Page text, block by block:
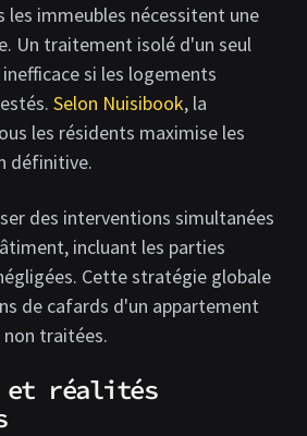
les immeubles nécessitent une
Un traitement isolé d'un seul
si les logements
Selon Nuisibook, la
les résidents maximise les
définitive.
des interventions simultanées
incluant les parties
Cette stratégie globale
de cafards d'un appartement
traitées.
et réalités